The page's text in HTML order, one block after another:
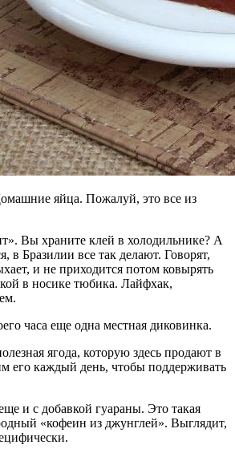
яйца. Пожалуй, это все из
Вы храните клей в холодильнике? А
в Бразилии все так делают. Говорят,
и не приходится потом ковырять
в носике тюбика. Лайфхак,
часа еще одна местная диковинка.
ягода, которую здесь продают в
его каждый день, чтобы поддерживать
и с добавкой гуараны. Это такая
«кофеин из джунглей». Выглядит,